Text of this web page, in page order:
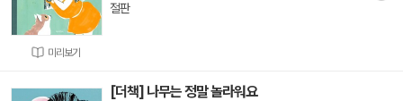
미리보기
절판
[더책] 나무는 정말 놀라워요